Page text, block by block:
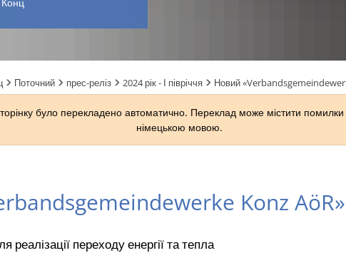
Поточний прес-реліз 2024 рік - І півріччя Новий
було перекладено автоматично. Переклад може містити помилки
німецькою мовою.
Konz AöR»
реалізації переходу енергії та тепла